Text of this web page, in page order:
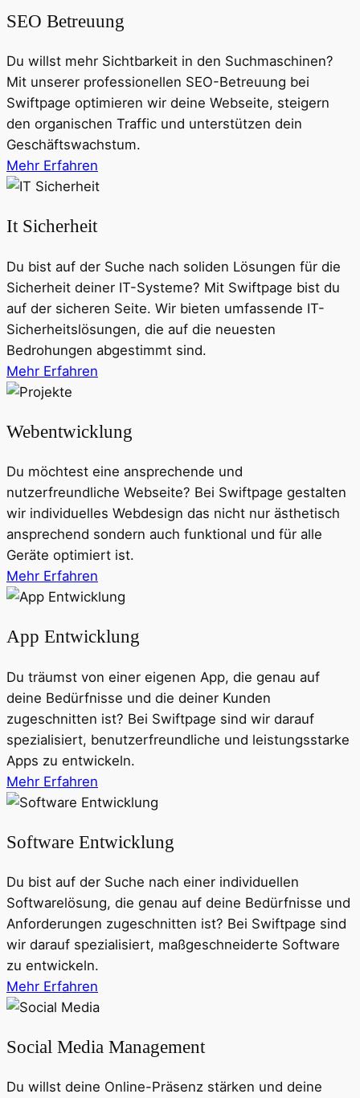
SEO Betreuung
Du willst mehr Sichtbarkeit in den Suchmaschinen?
Mit unserer professionellen SEO-Betreuung bei
Swiftpage optimieren wir deine Webseite, steigern
den organischen Traffic und unterstützen dein
Geschäftswachstum.
Mehr Erfahren
It Sicherheit
Du bist auf der Suche nach soliden Lösungen für die
Sicherheit deiner IT-Systeme? Mit Swiftpage bist du
auf der sicheren Seite. Wir bieten umfassende IT-
Sicherheitslösungen, die auf die neuesten
Bedrohungen abgestimmt sind.
Mehr Erfahren
Webentwicklung
Du möchtest eine ansprechende und
nutzerfreundliche Webseite? Bei Swiftpage gestalten
wir individuelles Webdesign das nicht nur ästhetisch
ansprechend sondern auch funktional und für alle
Geräte optimiert ist.
Mehr Erfahren
App Entwicklung
Du träumst von einer eigenen App, die genau auf
deine Bedürfnisse und die deiner Kunden
zugeschnitten ist? Bei Swiftpage sind wir darauf
spezialisiert, benutzerfreundliche und leistungsstarke
Apps zu entwickeln.
Mehr Erfahren
Software Entwicklung
Du bist auf der Suche nach einer individuellen
Softwarelösung, die genau auf deine Bedürfnisse und
Anforderungen zugeschnitten ist? Bei Swiftpage sind
wir darauf spezialisiert, maßgeschneiderte Software
zu entwickeln.
Mehr Erfahren
Social Media Management
Du willst deine Online-Präsenz stärken und deine